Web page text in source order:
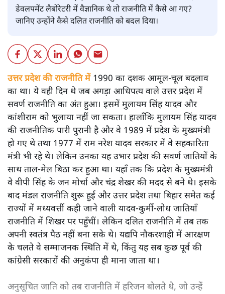
डेवलपमेंट लैबोरेटरी में वैज्ञानिक थे तो राजनीति में कैसे आ गए?
जानिए उन्होंने कैसे दलित राजनीति को बदल दिया।
उत्तर प्रदेश की राजनीति में1990 का दशक आमूल-चूल बदलाव
का था। ये वही दिन थे जब अगड़ा आधिपत्य वाले उत्तर प्रदेश में
सवर्ण राजनीति का अंत हुआ। इसमें मुलायम सिंह यादव और
कांशीराम को भुलाया नहीं जा सकता। हालाँकि मुलायम सिंह यादव
की राजनीतिक पारी पुरानी है और वे 1989 में प्रदेश के मुख्यमंत्री
हो गए थे तथा 1977 में राम नरेश यादव सरकार में वे सहकारिता
मंत्री भी रहे थे। लेकिन उनका यह उभार प्रदेश की सवर्ण जातियों के
साथ ताल-मेल बिठा कर हुआ था। यहाँ तक कि प्रदेश के मुख्यमंत्री
वे वीपी सिंह के जन मोर्चा और चंद्र शेखर की मदद से बने थे। इसके
बाद मंडल राजनीति शुरू हुई और उत्तर प्रदेश तथा बिहार समेत कई
राज्यों में मध्यवर्त्ती कही जाने वाली यादव-कुर्मी-लोध जातियाँ
राजनीति में शिखर पर पहुँचीं। लेकिन दलित राजनीति में तब तक
अपनी स्वतंत्र पैठ नहीं बना सके थे। यद्यपि नौकरशाही में आरक्षण
के चलते वे सम्माजनक स्थिति में थे, किंतु यह सब कुछ पूर्व की
कांग्रेसी सरकारों की अनुकंपा ही माना जाता था।
अनुसूचित जाति को तब राजनीति में हरिजन बोलते थे, जो उन्हें